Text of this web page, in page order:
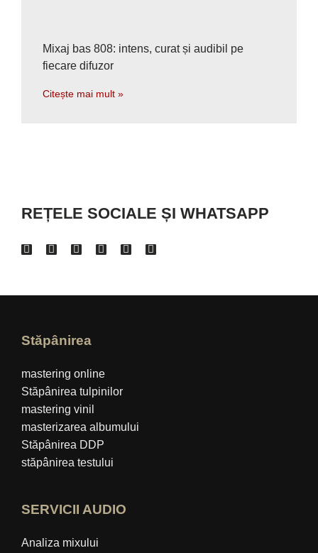
Mixaj bas 808: intens, curat și audibil pe
fiecare difuzor
Citește mai mult »
REȚELE SOCIALE ȘI WHATSAPP
Stăpânirea
mastering online
Stăpânirea tulpinilor
mastering vinil
masterizarea albumului
Stăpânirea DDP
stăpânirea testului
SERVICII AUDIO
Analiza mixului